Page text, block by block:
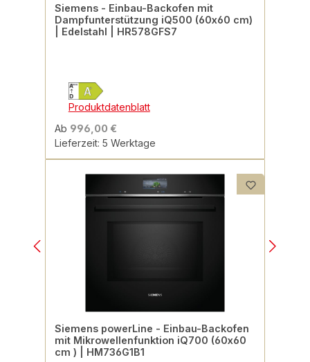
Siemens - Einbau-Backofen mit
Dampfunterstützung iQ500 (60x60 cm)
| Edelstahl | HR578GFS7
Produktdatenblatt
Ab 996,00 €
Lieferzeit: 5 Werktage
Siemens powerLine - Einbau-Backofen
mit Mikrowellenfunktion iQ700 (60x60
cm ) | HM736G1B1